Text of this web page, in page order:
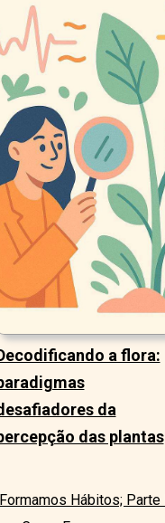
a flora:
da
das plantas
Hábitos; Parte I